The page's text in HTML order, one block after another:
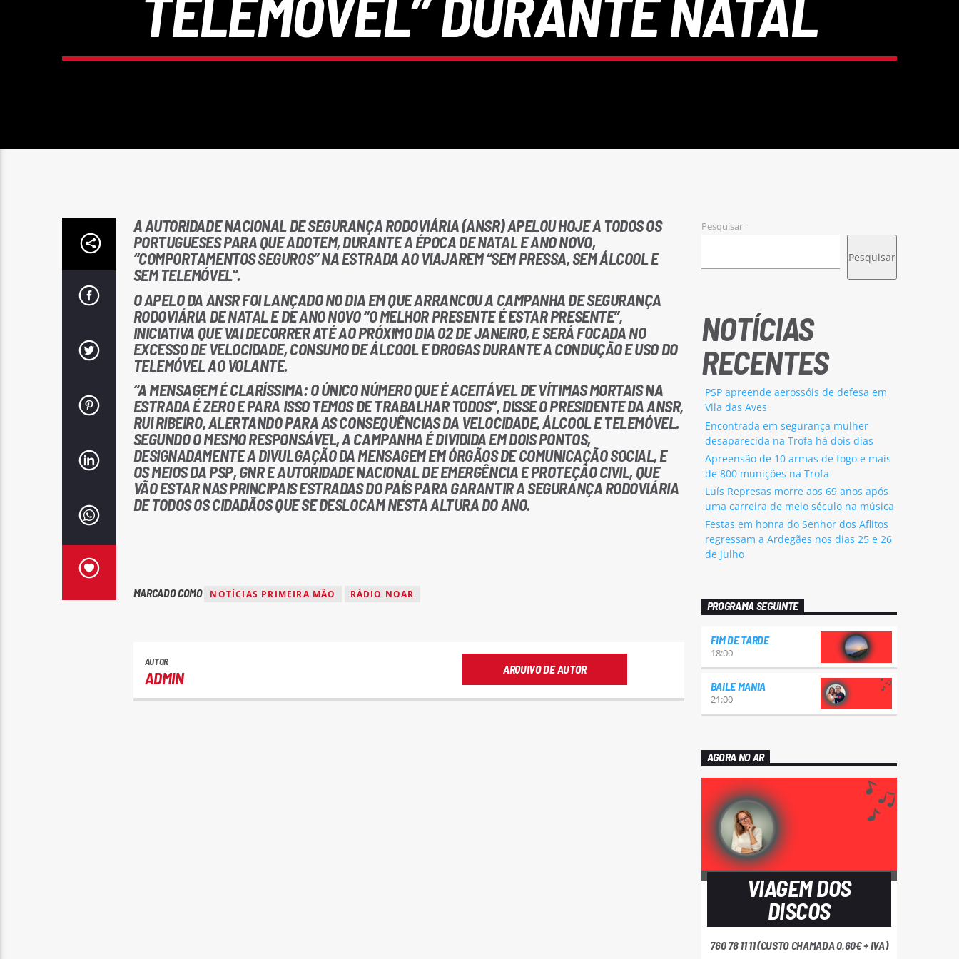
A AUTORIDADE NACIONAL DE SEGURANÇA RODOVIÁRIA (ANSR) APELOU HOJE A TODOS OS
PORTUGUESES PARA QUE ADOTEM, DURANTE A ÉPOCA DE NATAL E ANO NOVO,
“COMPORTAMENTOS SEGUROS” NA ESTRADA AO VIAJAREM “SEM PRESSA, SEM ÁLCOOL E
SEM TELEMÓVEL”.
O APELO DA ANSR FOI LANÇADO NO DIA EM QUE ARRANCOU A CAMPANHA DE SEGURANÇA
RODOVIÁRIA DE NATAL E DE ANO NOVO “O MELHOR PRESENTE É ESTAR PRESENTE”,
INICIATIVA QUE VAI DECORRER ATÉ AO PRÓXIMO DIA 02 DE JANEIRO, E SERÁ FOCADA NO
EXCESSO DE VELOCIDADE, CONSUMO DE ÁLCOOL E DROGAS DURANTE A CONDUÇÃO E USO DO
TELEMÓVEL AO VOLANTE.
“A MENSAGEM É CLARÍSSIMA: O ÚNICO NÚMERO QUE É ACEITÁVEL DE VÍTIMAS MORTAIS NA
ESTRADA É ZERO E PARA ISSO TEMOS DE TRABALHAR TODOS”, DISSE O PRESIDENTE DA ANSR,
RUI RIBEIRO, ALERTANDO PARA AS CONSEQUÊNCIAS DA VELOCIDADE, ÁLCOOL E TELEMÓVEL.
SEGUNDO O MESMO RESPONSÁVEL, A CAMPANHA É DIVIDIDA EM DOIS PONTOS,
DESIGNADAMENTE A DIVULGAÇÃO DA MENSAGEM EM ÓRGÃOS DE COMUNICAÇÃO SOCIAL, E
OS MEIOS DA PSP, GNR E AUTORIDADE NACIONAL DE EMERGÊNCIA E PROTEÇÃO CIVIL, QUE
VÃO ESTAR NAS PRINCIPAIS ESTRADAS DO PAÍS PARA GARANTIR A SEGURANÇA RODOVIÁRIA
DE TODOS OS CIDADÃOS QUE SE DESLOCAM NESTA ALTURA DO ANO.
MARCADO COMO NOTÍCIAS PRIMEIRA MÃO RÁDIO NOAR
AUTOR
ADMIN ARQUIVO DE AUTOR
Pesquisar
Pesquisar
NOTÍCIAS
RECENTES
PSP apreende aerossóis de defesa em
Vila das Aves
Encontrada em segurança mulher
desaparecida na Trofa há dois dias
Apreensão de 10 armas de fogo e mais
de 800 munições na Trofa
Luís Represas morre aos 69 anos após
uma carreira de meio século na música
Festas em honra do Senhor dos Aflitos
regressam a Ardegães nos dias 25 e 26
de julho
PROGRAMA SEGUINTE
FIM DE TARDE
18:00
BAILE MANIA
21:00
AGORA NO AR
VIAGEM DOS
DISCOS
760 78 11 11 (CUSTO CHAMADA 0,60€ + IVA)